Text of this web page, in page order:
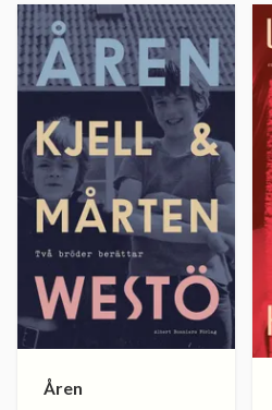
Åren